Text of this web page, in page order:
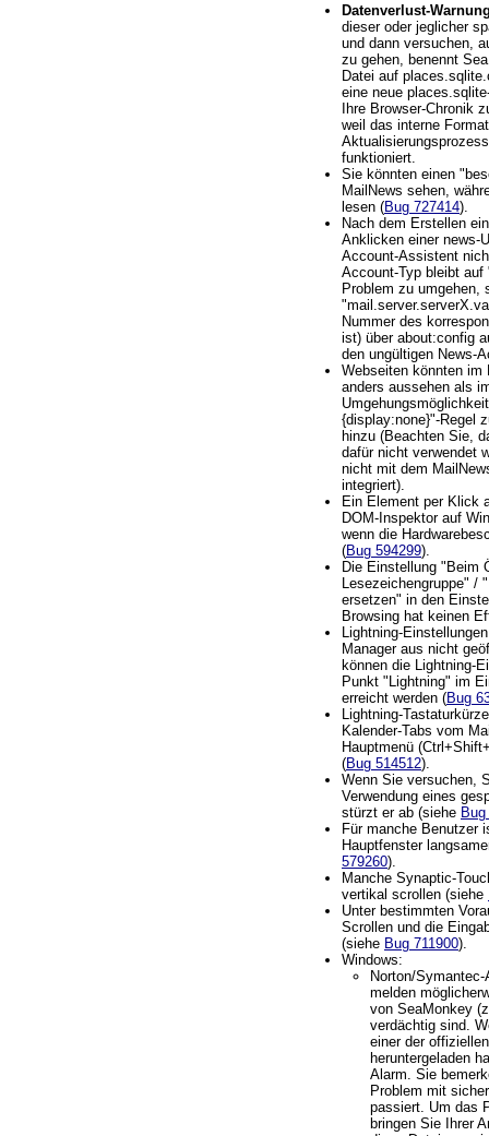
Datenverlust-
dieser oder jeglicher
und dann versuchen,
zu gehen, benennt
Datei auf
eine neue
Ihre Browser-Chronik
weil das interne
funktioniert.
Sie könnten einen
MailNews sehen,
lesen (Bug 727414).
Nach dem Erstellen
Anklicken einer news-
Account-Assistent
Account-Typ bleibt
Problem zu umgehen,
Nummer des
ist) über about:config
den ungültigen News-
Webseiten könnten im
anders aussehen als
{display:none}"-Regel
hinzu (Beachten Sie,
dafür nicht verwendet
nicht mit dem
integriert).
Ein Element per Klick
DOM-Inspektor auf
wenn die
(Bug 594299).
Die Einstellung "Beim
Lesezeichengruppe" /
ersetzen" in den
Browsing hat keinen
Lightning-
Manager aus nicht
können die Lightning-
Punkt "Lightning" im
erreicht werden (Bug
Lightning-
Kalender-Tabs vom
Hauptmenü
(Bug 514512).
Wenn Sie versuchen,
Verwendung eines
stürzt er ab (siehe
Für manche Benutzer
Hauptfenster
579260).
Manche Synaptic-
vertikal scrollen (siehe
Unter bestimmten
Scrollen und die
(siehe Bug 711900).
Windows:
Norton/
melden
von SeaMonkey
verdächtig sind.
einer der
heruntergeladen
Alarm. Sie
Problem mit
passiert. Um das
bringen Sie Ihrer